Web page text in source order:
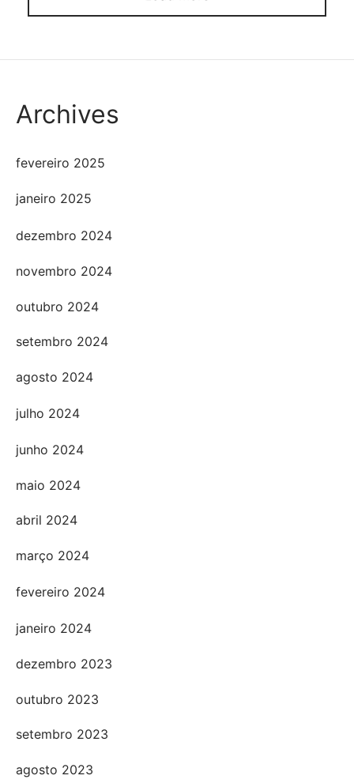
Archives
fevereiro 2025
janeiro 2025
dezembro 2024
novembro 2024
outubro 2024
setembro 2024
agosto 2024
julho 2024
junho 2024
maio 2024
abril 2024
março 2024
fevereiro 2024
janeiro 2024
dezembro 2023
outubro 2023
setembro 2023
agosto 2023